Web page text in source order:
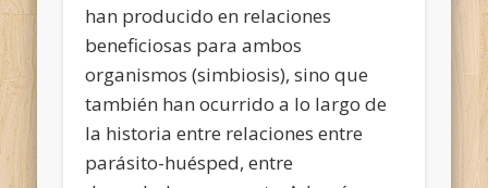
han producido en relaciones
beneficiosas para ambos
organismos (simbiosis), sino que
también han ocurrido a lo largo de
la historia entre relaciones entre
parásito-huésped, entre